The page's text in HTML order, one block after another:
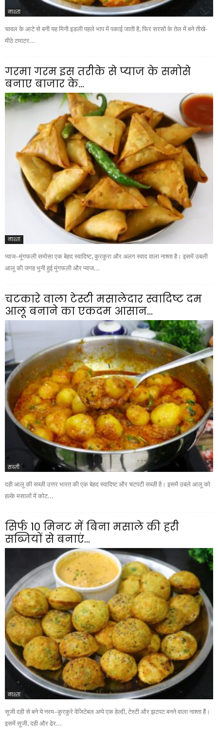
नाश्ता
चावल के आटे से बनी यह मिनी इडली पहले भाप में पकाई जाती है, फिर सरसों के तेल में बने तीखे-
मीठे टमाटर...
गरमा गरम इस तरीके से प्याज के समोसे
बनाए बाजार के...
नाश्ता
प्याज–मूंगफली समोसा एक बेहद स्वादिष्ट, कुरकुरा और अलग स्वाद वाला नाश्ता है। इसमें उबली
आलू की जगह भुनी हुई मूंगफली और प्याज...
चटकारे वाला टेस्टी मसालेदार स्वादिष्ट दम
आलू बनाने का एकदम आसान...
सब्ज़ी
दही आलू की सब्ज़ी उत्तर भारत की एक बेहद स्वादिष्ट और चटपटी सब्ज़ी है। इसमें उबले आलू को
हल्के मसालों में कोट...
सिर्फ 10 मिनट में बिना मसाले की हरी
सब्जियों से बनाएं...
नाश्ता
सूजी दही से बने ये नरम–कुरकुरे वेजिटेबल अप्पे एक हेल्दी, टेस्टी और झटपट बनने वाला नाश्ता हैं।
इसमें सूजी, दही और ढेर...